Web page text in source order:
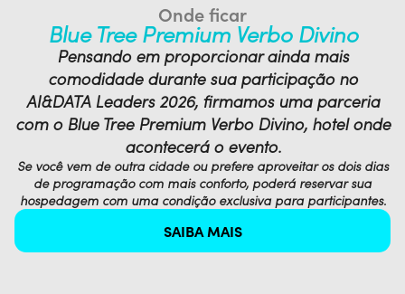
Onde ficar
Blue Tree Premium Verbo Divino
Pensando em proporcionar ainda mais
comodidade durante sua participação no
AI&DATA Leaders 2026, firmamos uma parceria
com o Blue Tree Premium Verbo Divino, hotel onde
acontecerá o evento.
Se você vem de outra cidade ou prefere aproveitar os dois dias
de programação com mais conforto, poderá reservar sua
hospedagem com uma condição exclusiva para participantes.
SAIBA MAIS